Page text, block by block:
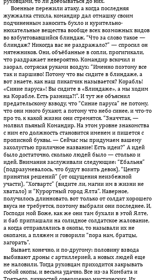
Военные пережили атаку, а когда последняя
жужжалка стихла, командир дал отмашку своим
подчиненным заносить бухло и курительно-
нюхательные вещества вообще всех возможных видов
во взбунтовавшийся блиндаж. “Что за слово такое —
блиндаж? Никогда вас не раздражало?” — спросил он
мятежников. Они, объ­ёбанные в сопли, прогигикали,
что раздражает невероятно. Командир вскочил и
заорал, сотрясая руками воздух: “Именно поэтому все
так и паршиво! Потому что вы сидите в блиндаже, а
вот знаете, как наш пикапчик называется? Корабль!
«Синие паруса»! Вы сидите в «Блиндаже», а мы ходим
на Корабле. Есть разница?!”. И тут же объяснил
предательскому взводу, что “Синие паруса” не потому,
что они много бухают, а потому что небо синее, и что-то
про то, к какой жизни они стремятся. “Значчтак, —
молвил пьяный Командир. На этом уровне знакомства
с ним его должность становится именем и пишется с
прописной буквы. — Сейчас мы придумаем вашему
захолустью приличное название! Есть идеи?” А идей
было достаточно, сколько людей было — столько и
идей. Внимания заслуживали следующие: “Ебальня”
(подразумевалось, что будут возить девок), “Центр
принятия решений” (от ощущения неизбежной
участи), “Хогвартс” (видите ли, магии им в жизни не
хватало) и “Курортный город Ялта”. Наверное,
получилось длинновато, вот только от солдат хорошего
вкуса не требуется, поэтому выбрали они последнее. И,
Господи мой Боже, как же они там бухали в этой Ялте,
и баб приглашали на солидное солдатское жалование,
а когда отправлялись в окопы, то называли их не
окопами, а пляжем и говорили “пора нам, братцы,
загорать”.
Бывает, конечно, и по-другому: половину взвода
выбивают дроны с артиллерией, а новых людей еще
не наловили. Тогда руховцам приходится закрывать
собой окопы, и весьма удачно. Все из-за Комбата и